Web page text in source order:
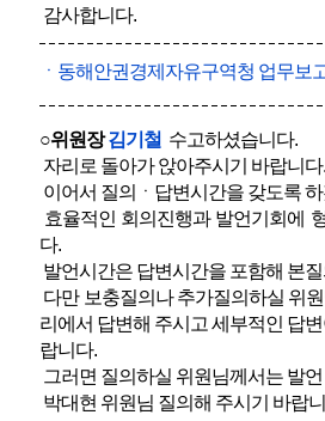
감사합니다.
ㆍ동해안권경제자유구역청 업무보
○위원장김기철 수고하셨습니다.
자리로 돌아가 앉아주시기 바랍니다.
이어서 질의ㆍ답변시간을 갖도록
효율적인 회의진행과 발언기회에
다.
발언시간은 답변시간을 포함해 본
다만 보충질의나 추가질의하실 위
리에서 답변해 주시고 세부적인 답
랍니다.
그러면 질의하실 위원님께서는 발
박대현 위원님 질의해 주시기 바랍